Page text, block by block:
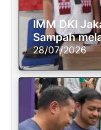
IMM DKI
Sampah
28/07/2026